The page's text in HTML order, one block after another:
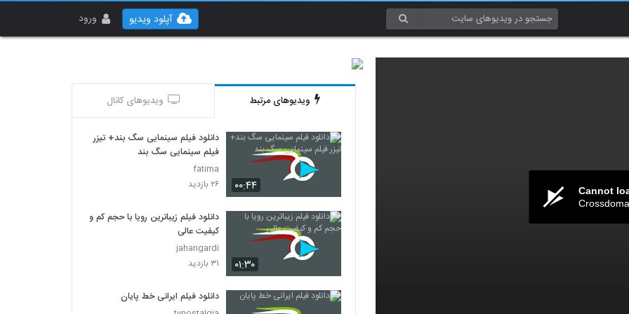
ورود آپلود ویدیو
Cannot
ویدیوهای مرتبط ویدیوهای کانال
۰۰:۴۴
دانلود فیلم سینمایی سگ بند+ تیزر
فیلم سینمایی سگ بند
fatima
۲۶ بازدید
۰۱:۳۰
دانلود فیلم زیباترین رویا با حجم کم و
کیفیت عالی
jahangardi
۳۱ بازدید
دانلود فیلم ایرانی خط پایان